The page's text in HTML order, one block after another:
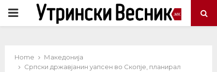
PRIMARY
Home
Македонија
Српски државјанин уапсен во Скопје, планирал